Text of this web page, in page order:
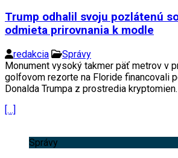
Trump odhalil svoju pozlátenú
odmieta prirovnania k modle
redakcia
Správy
Monument vysoký takmer päť metrov v
golfovom rezorte na Floride financovali
Donalda Trumpa z prostredia kryptomien.
[…]
Správy